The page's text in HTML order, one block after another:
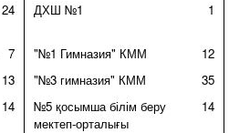
24 ДХШ №1 1
7 "№1 Гимназия" КММ
12
13 "№3 гимназия" КММ
35
14
№5 қосымша білім беру
мектеп-орталығы
14